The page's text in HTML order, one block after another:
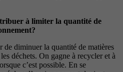
à limiter la quantité de
de diminuer la quantité de matières
déchets. On gagne à recycler et à
c’est possible. En se